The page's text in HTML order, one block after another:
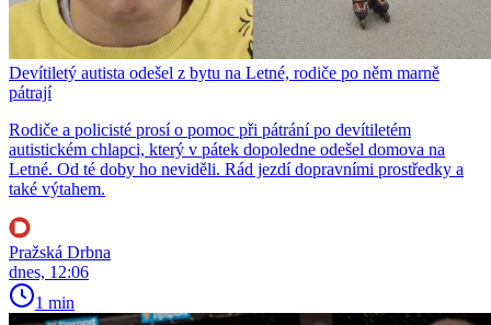
Devítiletý autista odešel z bytu na Letné, rodiče po něm marně
pátrají
Rodiče a policisté prosí o pomoc při pátrání po devítiletém
autistickém chlapci, který v pátek dopoledne odešel domova na
Letné. Od té doby ho neviděli. Rád jezdí dopravními prostředky a
také výtahem.
Pražská Drbna
dnes, 12:06
1 min